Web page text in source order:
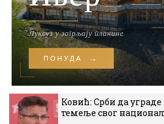
Ковић: Срби да
темеље свог